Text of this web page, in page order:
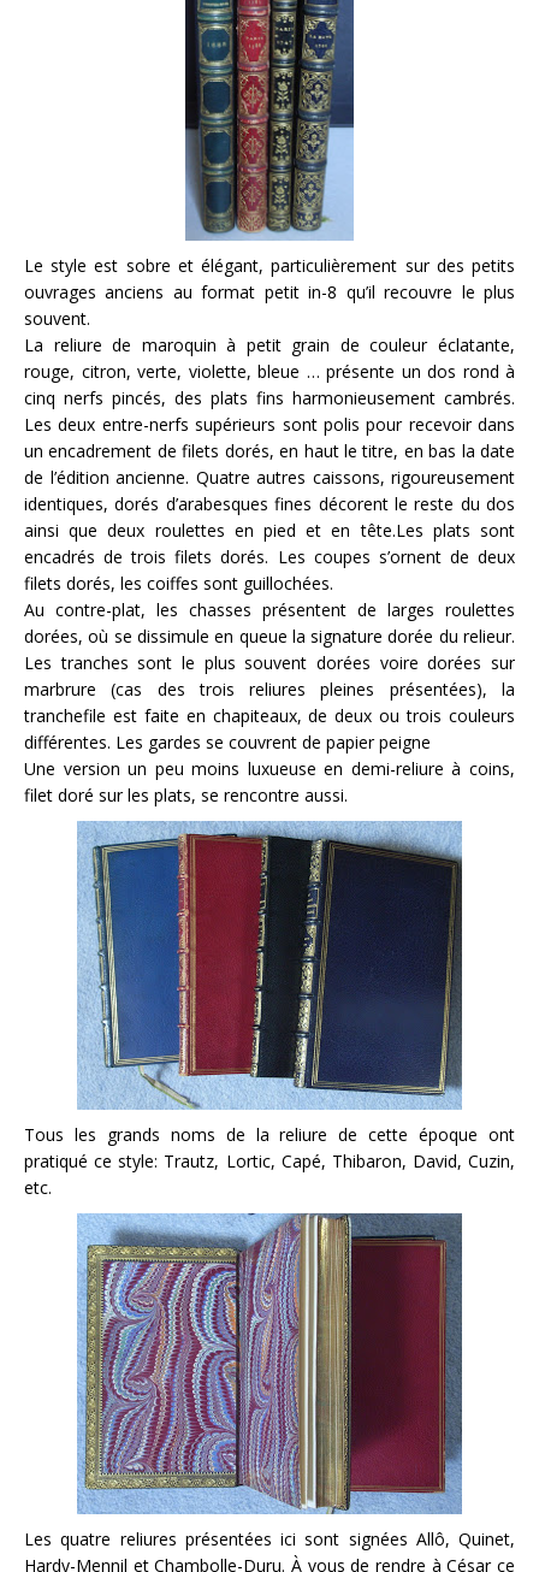
Le style est sobre et élégant, particulièrement sur des petits
ouvrages anciens au format petit in-8 qu’il recouvre le plus
souvent.
La reliure de maroquin à petit grain de couleur éclatante,
rouge, citron, verte, violette, bleue … présente un dos rond à
cinq nerfs pincés, des plats fins harmonieusement cambrés.
Les deux entre-nerfs supérieurs sont polis pour recevoir dans
un encadrement de filets dorés, en haut le titre, en bas la date
de l’édition ancienne. Quatre autres caissons, rigoureusement
identiques, dorés d’arabesques fines décorent le reste du dos
ainsi que deux roulettes en pied et en tête.Les plats sont
encadrés de trois filets dorés. Les coupes s’ornent de deux
filets dorés, les coiffes sont guillochées.
Au contre-plat, les chasses présentent de larges roulettes
dorées, où se dissimule en queue la signature dorée du relieur.
Les tranches sont le plus souvent dorées voire dorées sur
marbrure (cas des trois reliures pleines présentées), la
tranchefile est faite en chapiteaux, de deux ou trois couleurs
différentes. Les gardes se couvrent de papier peigne
Une version un peu moins luxueuse en demi-reliure à coins,
filet doré sur les plats, se rencontre aussi.
Tous les grands noms de la reliure de cette époque ont
pratiqué ce style: Trautz, Lortic, Capé, Thibaron, David, Cuzin,
etc.
Les quatre reliures présentées ici sont signées Allô, Quinet,
Hardy-Mennil et Chambolle-Duru. À vous de rendre à César ce